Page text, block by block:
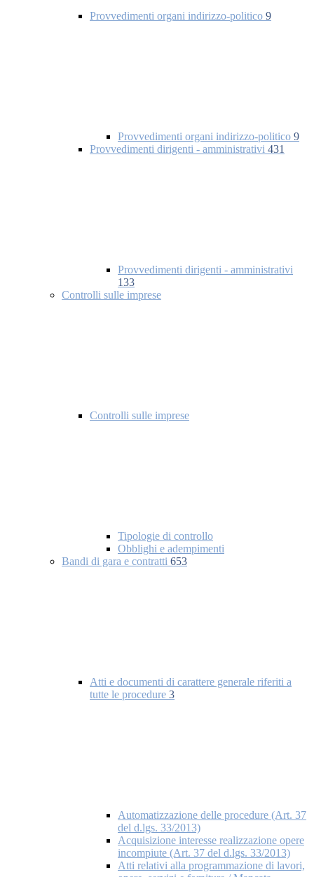
Provvedimenti organi indirizzo-politico 9
Provvedimenti organi indirizzo-politico 9
Provvedimenti dirigenti - amministrativi 431
Provvedimenti dirigenti - amministrativi
133
Controlli sulle imprese
Controlli sulle imprese
Tipologie di controllo
Obblighi e adempimenti
Bandi di gara e contratti 653
Atti e documenti di carattere generale riferiti a
tutte le procedure 3
Automatizzazione delle procedure (Art. 37
del d.lgs. 33/2013)
Acquisizione interesse realizzazione opere
incompiute (Art. 37 del d.lgs. 33/2013)
Atti relativi alla programmazione di lavori,